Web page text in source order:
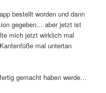
bestellt worden und dann
gegeben… aber jetzt ist
mich jetzt wirklich mal
mal untertan
gemacht haben werde…